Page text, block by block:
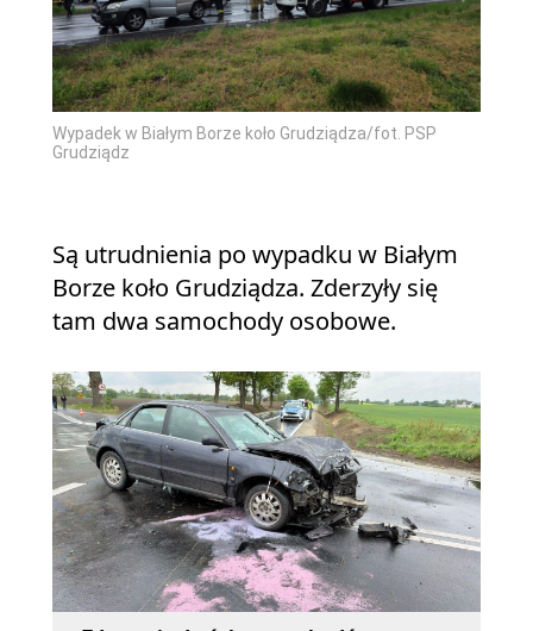
Wypadek w Białym Borze koło Grudziądza/fot. PSP
Grudziądz
Są utrudnienia po wypadku w Białym
Borze koło Grudziądza. Zderzyły się
tam dwa samochody osobowe.